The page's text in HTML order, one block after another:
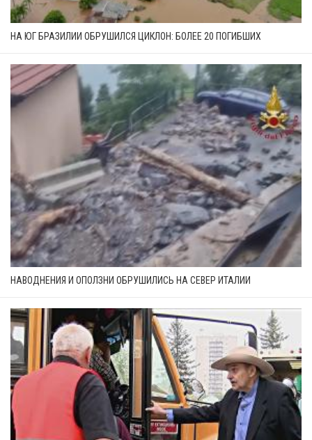
НА ЮГ БРАЗИЛИИ ОБРУШИЛСЯ ЦИКЛОН: БОЛЕЕ 20 ПОГИБШИХ
НАВОДНЕНИЯ И ОПОЛЗНИ ОБРУШИЛИСЬ НА СЕВЕР ИТАЛИИ